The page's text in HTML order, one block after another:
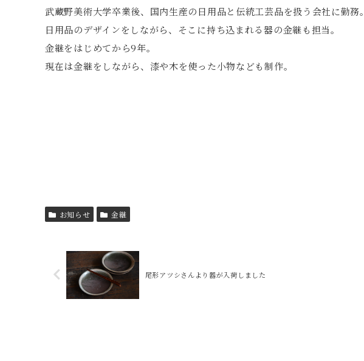
武蔵野美術大学卒業後、国内生産の日用品と伝統工芸品を扱う会社に勤務。
日用品のデザインをしながら、そこに持ち込まれる器の金継も担当。
金継をはじめてから9年。
現在は金継をしながら、漆や木を使った小物なども制作。
お知らせ 金継
尾形アツシさんより器が入荷しました